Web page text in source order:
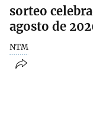
sorteo
agosto de
NTM